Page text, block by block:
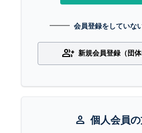
会員登録をしていな
group_add 新規会員登録（団体
person 個人会員